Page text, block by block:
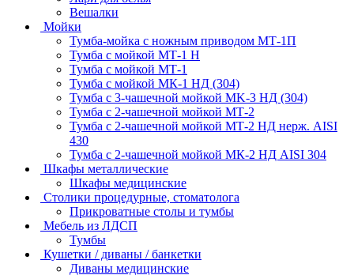
Вешалки
Мойки
Тумба-мойка с ножным приводом МТ-1П
Тумба с мойкой МТ-1 Н
Тумба с мойкой МТ-1
Тумба с мойкой МК-1 НД (304)
Тумба с 3-чашечной мойкой МK-3 НД (304)
Тумба с 2-чашечной мойкой МТ-2
Тумба с 2-чашечной мойкой МТ-2 НД нерж. AISI
430
Тумба с 2-чашечной мойкой МК-2 НД AISI 304
Шкафы металлические
Шкафы медицинские
Столики процедурные, стоматолога
Прикроватные столы и тумбы
Мебель из ЛДСП
Тумбы
Кушетки / диваны / банкетки
Диваны медицинские